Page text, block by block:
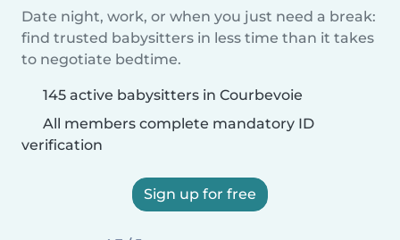
Date night, work, or when you just need a break:
find trusted babysitters in less time than it takes
to negotiate bedtime.
145 active babysitters in Courbevoie
All members complete mandatory ID
verification
Sign up for free